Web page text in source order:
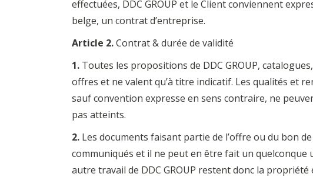
effectuées, DDC GROUP et le Client conviennent
belge, un contrat d’entreprise.
Article 2.Contrat & durée de validité
1. Toutes les propositions de DDC GROUP,
offres et ne valent qu’à titre indicatif. Les qualités et
sauf convention expresse en sens contraire, ne
pas atteints.
2. Les documents faisant partie de l’offre ou du bon
communiqués et il ne peut en être fait un quelconque
autre travail de DDC GROUP restent donc la propriété